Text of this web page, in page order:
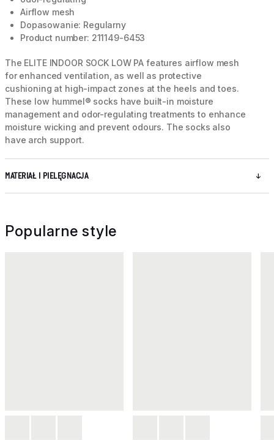
Airflow mesh
Dopasowanie: Regularny
Product number: 211149-6453
The ELITE INDOOR SOCK LOW PA features airflow mesh
for enhanced ventilation, as well as protective
cushioning at high-impact zones at the heels and toes.
These low hummel® socks have built-in moisture
management and odor-regulating treatments to enhance
moisture wicking and prevent odours. The socks also
have arch support.
MATERIAŁ I PIELĘGNACJA
Popularne style